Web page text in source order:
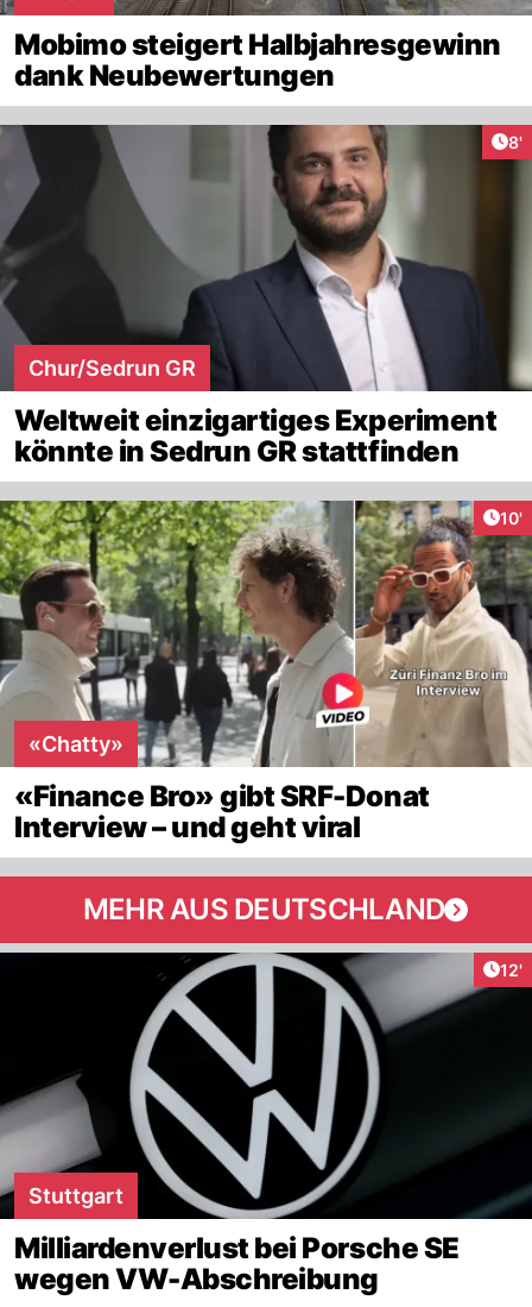
Mobimo steigert Halbjahresgewinn
dank Neubewertungen
8'
Chur/Sedrun GR
Weltweit einzigartiges Experiment
könnte in Sedrun GR stattfinden
10'
«Chatty»
«Finance Bro» gibt SRF-Donat
Interview – und geht viral
MEHR AUS DEUTSCHLAND
12'
Stuttgart
Milliardenverlust bei Porsche SE
wegen VW-Abschreibung